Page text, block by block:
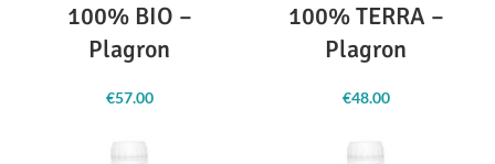
100% BIO –
Plagron
€57.00
100% TERRA –
Plagron
€48.00